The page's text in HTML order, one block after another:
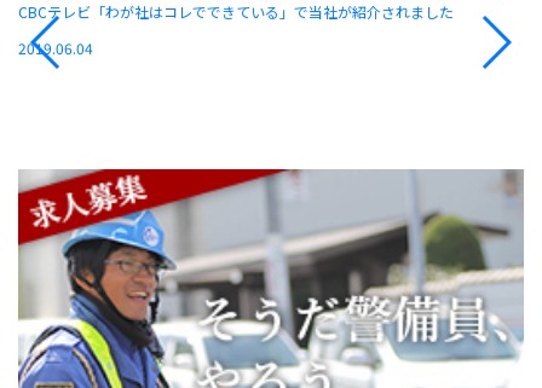
CBCテレビ「わが社はコレでできている」で当社が紹介されました
2019.06.04